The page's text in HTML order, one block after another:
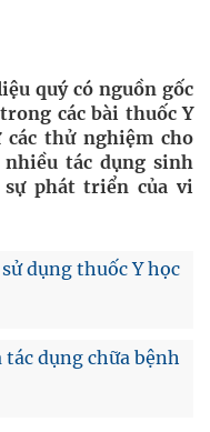
quý có nguồn gốc
các bài thuốc Y
thử nghiệm cho
tác dụng sinh
sự phát triển của vi
dụng thuốc Y học
tác dụng chữa bệnh